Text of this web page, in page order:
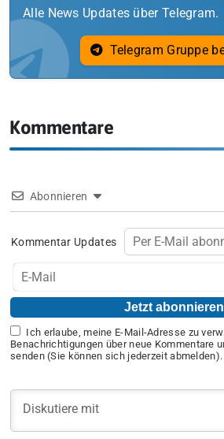
Alle News Updates über Telegram.
Telegram Gruppe
Kommentare
Abonnieren
Kommentar Updates
Ich erlaube, meine E-Mail-Adresse zu
Benachrichtigungen über neue Kommentare
senden (Sie können sich jederzeit abmelden).